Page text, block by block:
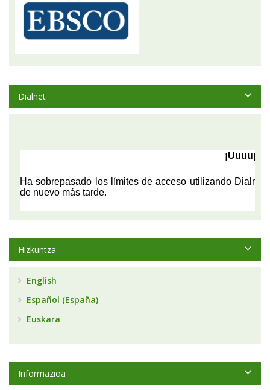
Dialnet
Hizkuntza
English
Español (España)
Euskara
Informazioa